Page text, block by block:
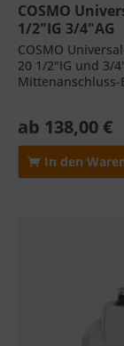
COSMO
1/2"IG 3/4"AG
COSMO
20 1/2"IG und 3/
ab 138,00 €
In den